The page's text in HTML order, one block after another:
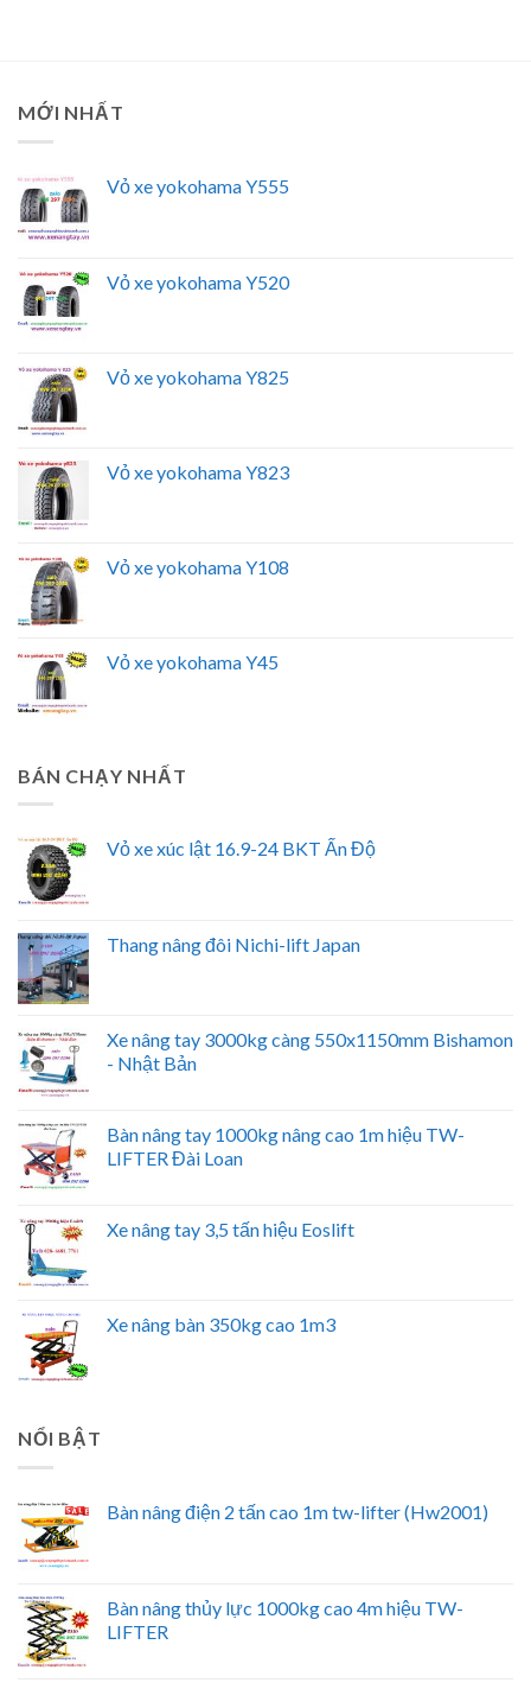
MỚI NHẤT
Vỏ xe yokohama Y555
Vỏ xe yokohama Y520
Vỏ xe yokohama Y825
Vỏ xe yokohama Y823
Vỏ xe yokohama Y108
Vỏ xe yokohama Y45
BÁN CHẠY NHẤT
Vỏ xe xúc lật 16.9-24 BKT Ấn Độ
Thang nâng đôi Nichi-lift Japan
Xe nâng tay 3000kg càng 550x1150mm Bishamon
- Nhật Bản
Bàn nâng tay 1000kg nâng cao 1m hiệu TW-
LIFTER Đài Loan
Xe nâng tay 3,5 tấn hiệu Eoslift
Xe nâng bàn 350kg cao 1m3
NỔI BẬT
Bàn nâng điện 2 tấn cao 1m tw-lifter (Hw2001)
Bàn nâng thủy lực 1000kg cao 4m hiệu TW-
LIFTER